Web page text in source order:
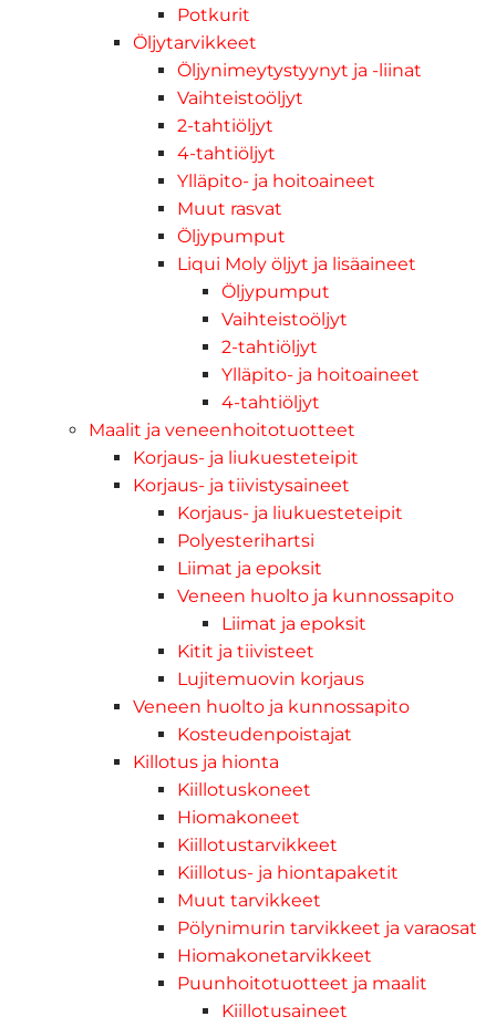
Potkurit
Öljytarvikkeet
Öljynimeytystyynyt ja -liinat
Vaihteistoöljyt
2-tahtiöljyt
4-tahtiöljyt
Ylläpito- ja hoitoaineet
Muut rasvat
Öljypumput
Liqui Moly öljyt ja lisäaineet
Öljypumput
Vaihteistoöljyt
2-tahtiöljyt
Ylläpito- ja hoitoaineet
4-tahtiöljyt
Maalit ja veneenhoitotuotteet
Korjaus- ja liukuesteteipit
Korjaus- ja tiivistysaineet
Korjaus- ja liukuesteteipit
Polyesterihartsi
Liimat ja epoksit
Veneen huolto ja kunnossapito
Liimat ja epoksit
Kitit ja tiivisteet
Lujitemuovin korjaus
Veneen huolto ja kunnossapito
Kosteudenpoistajat
Killotus ja hionta
Kiillotuskoneet
Hiomakoneet
Kiillotustarvikkeet
Kiillotus- ja hiontapaketit
Muut tarvikkeet
Pölynimurin tarvikkeet ja varaosat
Hiomakonetarvikkeet
Puunhoitotuotteet ja maalit
Kiillotusaineet